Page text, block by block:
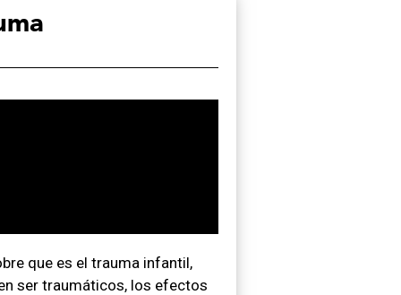
que es el trauma infantil,
ser traumáticos, los efectos